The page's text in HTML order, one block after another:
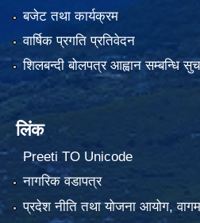
बजेट तथा कार्यक्रम
वार्षिक प्रगति प्रतिवेदन
शिलबन्दी बोलपत्र आह्वान सम्बन्धि
लिंक
Preeti TO Unicode
नागरिक वडापत्र
प्रदेश नीति तथा योजना आयोग,